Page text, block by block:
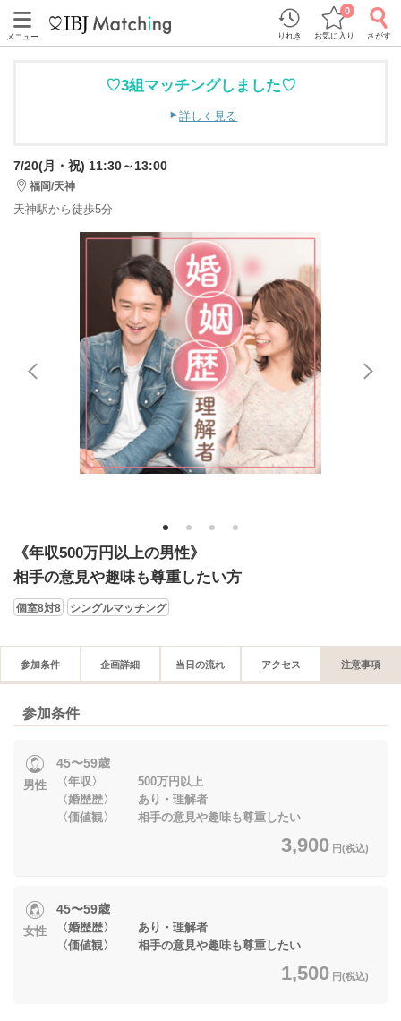
メニュー りれき お気に入り
0
さがす
♡3組マッチングしました♡
詳しく見る
7/20(月・祝) 11:30～13:00
福岡/天神
天神駅から徒歩5分
1 2 3 4
《年収500万円以上の男性》
相手の意見や趣味も尊重したい方
個室8対8 シングルマッチング
参加条件 企画詳細 当日の流れ アクセス 注意事項
参加条件
男性
45〜59歳
〈年収〉 500万円以上
〈婚歴歴〉 あり・理解者
〈価値観〉 相手の意見や趣味も尊重したい
3,900 円(税込)
女性
45〜59歳
〈婚歴歴〉 あり・理解者
〈価値観〉 相手の意見や趣味も尊重したい
1,500 円(税込)